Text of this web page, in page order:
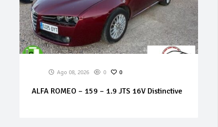
Ago 07, 2026 0 0
MERCEDES Sprinter 314 cdi